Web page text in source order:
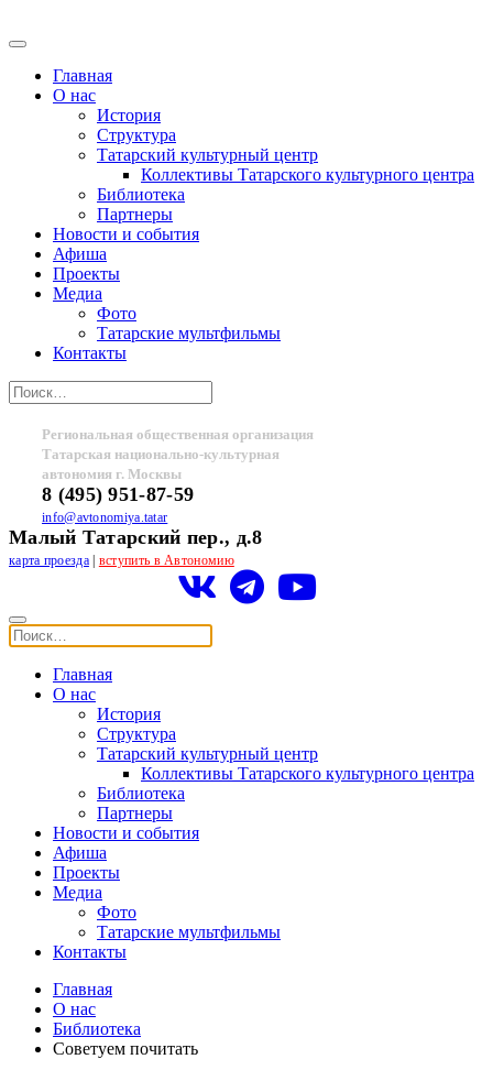
Главная
О нас
История
Структура
Татарский культурный центр
Коллективы Татарского культурного центра
Библиотека
Партнеры
Новости и события
Афиша
Проекты
Медиа
Фото
Татарские мультфильмы
Контакты
Региональная общественная организация
Татарская национально-культурная
автономия г. Москвы
8 (495) 951-87-59
info@avtonomiya.tatar
Малый Татарский пер., д.8
карта проезда| вступить в Автономию
Главная
О нас
История
Структура
Татарский культурный центр
Коллективы Татарского культурного центра
Библиотека
Партнеры
Новости и события
Афиша
Проекты
Медиа
Фото
Татарские мультфильмы
Контакты
Главная
О нас
Библиотека
Советуем почитать